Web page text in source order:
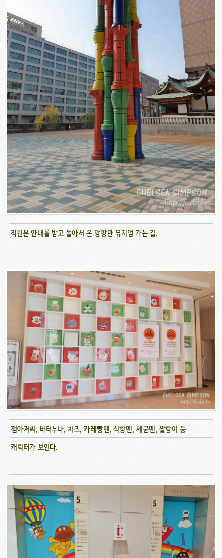
직원분 안내를 받고 돌아서 온 앙팡만 뮤지엄 가는 길.
잼아저씨, 버터누나, 치즈, 카레빵맨, 식빵맨, 세균맨, 짤랑이 등
캐릭터가 보인다.